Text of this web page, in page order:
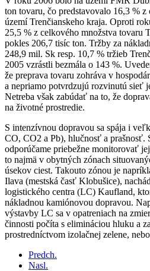
ton tovaru, čo predstavovalo 16,3 %
území Trenčianskeho kraja. Oproti
25,5 % z celkového množstva tovaru
pokles 206,7 tisíc ton. Tržby za
248,9 mil. Sk resp. 10,7 % tržieb
2005 vzrástli bezmála o 143 %.
že preprava tovaru zohráva v
a nepriamo potvrdzujú rozvinutú sieť
Netreba však zabúdať na to, že
na životné prostredie.
S intenzívnou dopravou sa spája i
CO, CO2 a Pb), hlučnosť a prašnosť.
odporúčame priebežne monitorovať
to najmä v obytných zónach
úsekov ciest. Takouto zónou je
Ilava (mestská časť Klobušice),
logistického centra (LC) Kaufland,
nákladnou kamiónovou dopravou.
výstavby LC sa v opatreniach na
činnosti počíta s elimináciou hluku a
prostredníctvom izolačnej zelene,
Predch.
Nasl.